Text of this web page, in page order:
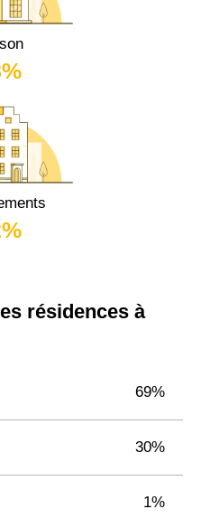
résidences à
69%
30%
1%